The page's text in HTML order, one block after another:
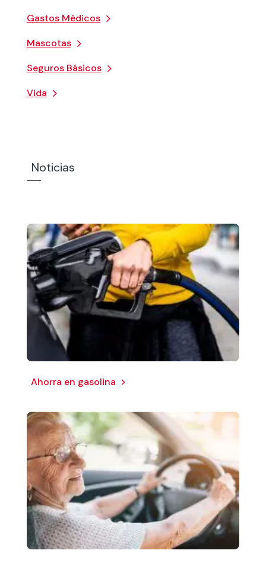
Gastos Médicos
Mascotas
Seguros Básicos
Vida
Noticias
Ahorra en gasolina